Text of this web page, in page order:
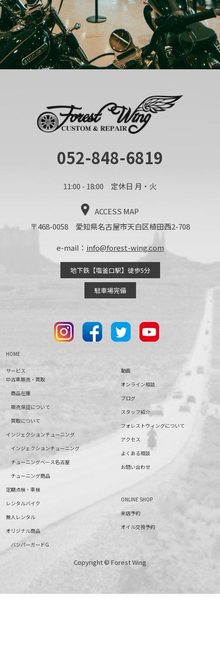
052-848-6819
11:00 - 18:00 定休日 月・火
ACCESS MAP
〒468-0058 愛知県名古屋市天白区植田西2-708
e-mail： info@forest-wing.com
地下鉄【塩釜口駅】徒歩5分
駐車場完備
HOME
サービス
中古車販売・買取
商品在庫
販売保証について
買取について
インジェクションチューニング
インジェクションチューニング
チューニングベース名古屋
チューニング商品
定期点検・車検
レンタルバイク
無人レンタル
オリジナル商品
バンパーガードG
動画
オンライン相談
ブログ
スタッフ紹介
フォレストウィングについて
アクセス
よくある相談
お問い合わせ
ONLINE SHOP
来店予約
オイル交換予約
Copyright © Forest Wing